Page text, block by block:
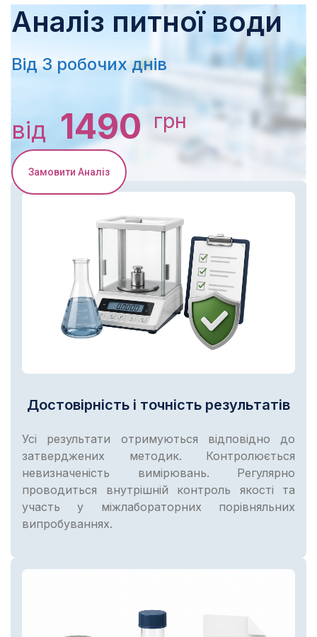
Аналіз питної води
Від 3 робочих днів
від 1490 грн
Замовити Аналіз
Достовірність і точність результатів
Усі результати отримуються відповідно до
затверджених методик. Контролюється
невизначеність вимірювань. Регулярно
проводиться внутрішній контроль якості та
участь у міжлабораторних порівняльних
випробуваннях.